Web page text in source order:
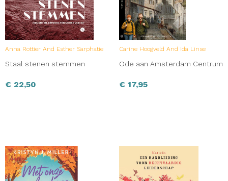
Anna Rottier And Esther Sarphatie
Staal stenen stemmen
€ 22,50
Carine Hoogveld And Ida Linse
Ode aan Amsterdam Centrum
€ 17,95